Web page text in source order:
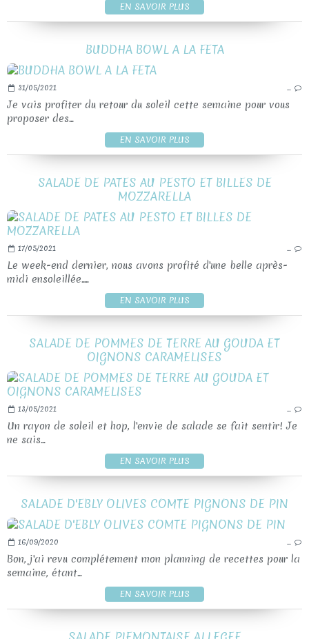
EN SAVOIR PLUS
BUDDHA BOWL A LA FETA
31/05/2021 …
Je vais profiter du retour du soleil cette semaine pour vous
proposer des...
EN SAVOIR PLUS
SALADE DE PATES AU PESTO ET BILLES DE
MOZZARELLA
17/05/2021 …
Le week-end dernier, nous avons profité d'une belle après-
midi ensoleillée.....
EN SAVOIR PLUS
SALADE DE POMMES DE TERRE AU GOUDA ET
OIGNONS CARAMELISES
13/05/2021 …
Un rayon de soleil et hop, l'envie de salade se fait sentir! Je
ne sais...
EN SAVOIR PLUS
SALADE D'EBLY OLIVES COMTE PIGNONS DE PIN
16/09/2020 …
Bon, j'ai revu complétement mon planning de recettes pour la
semaine, étant...
EN SAVOIR PLUS